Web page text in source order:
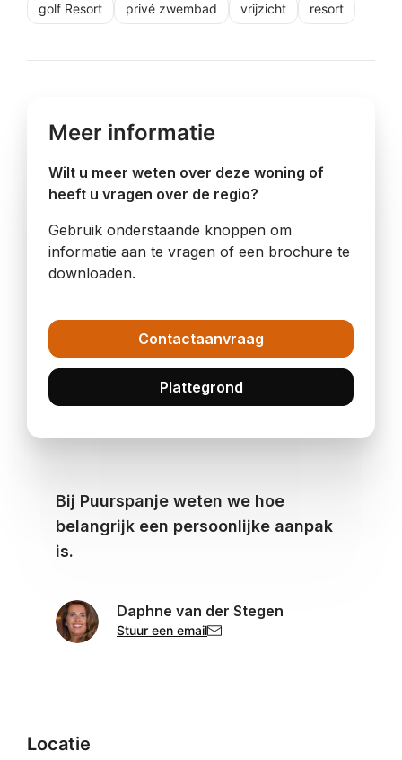
golf Resort
privé zwembad vrijzicht resort
Meer informatie
Wilt u meer weten over deze woning of
heeft u vragen over de regio?
Gebruik onderstaande knoppen om
informatie aan te vragen of een brochure te
downloaden.
Contactaanvraag
Plattegrond
Bij Puurspanje weten we hoe
belangrijk een persoonlijke aanpak
is.
Daphne van der Stegen
Stuur een email
Locatie